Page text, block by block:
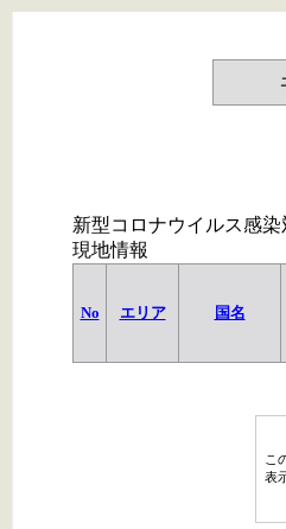
新型コロナウイルス感染
現地情報
No エリア 国名
こ
表